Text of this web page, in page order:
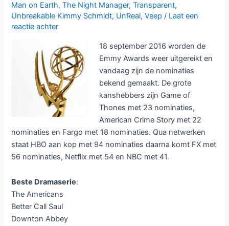
Man on Earth,The Night Manager,Transparent,
Unbreakable Kimmy Schmidt, UnReal,Veep / Laat een
reactie achter
18 september 2016 worden de
Emmy Awards weer uitgereikt en
vandaag zijn de nominaties
bekend gemaakt. De grote
kanshebbers zijn Game of
Thones met 23 nominaties,
American Crime Story met 22
nominaties en Fargo met 18 nominaties. Qua netwerken
staat HBO aan kop met 94 nominaties daarna komt FX met
56 nominaties, Netflix met 54 en NBC met 41.
Beste Dramaserie:
The Americans
Better Call Saul
Downton Abbey